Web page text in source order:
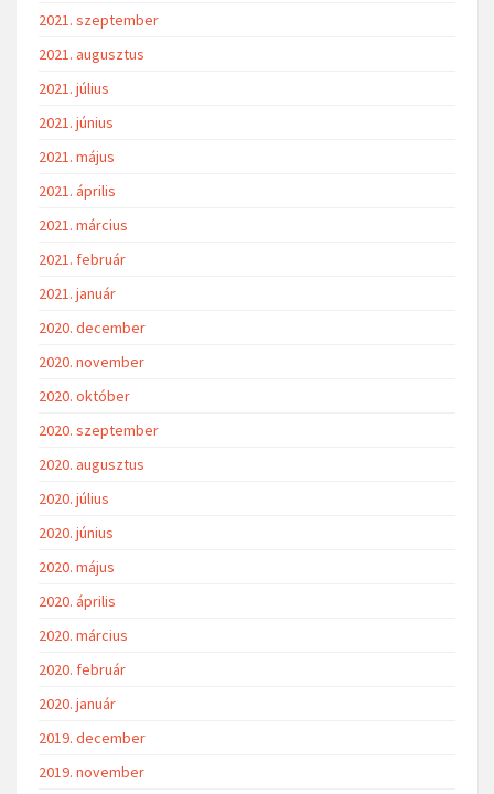
2021. szeptember
2021. augusztus
2021. július
2021. június
2021. május
2021. április
2021. március
2021. február
2021. január
2020. december
2020. november
2020. október
2020. szeptember
2020. augusztus
2020. július
2020. június
2020. május
2020. április
2020. március
2020. február
2020. január
2019. december
2019. november